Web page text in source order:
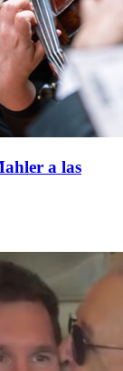
a las